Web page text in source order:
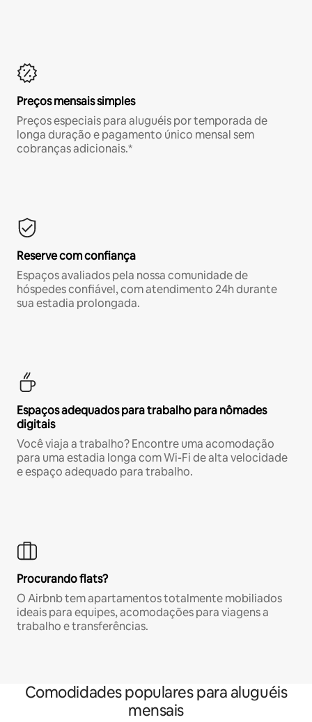
Preços mensais simples
Preços especiais para aluguéis por temporada de
longa duração e pagamento único mensal sem
cobranças adicionais.*
Reserve com confiança
Espaços avaliados pela nossa comunidade de
hóspedes confiável, com atendimento 24h durante
sua estadia prolongada.
Espaços adequados para trabalho para nômades
digitais
Você viaja a trabalho? Encontre uma acomodação
para uma estadia longa com Wi-Fi de alta velocidade
e espaço adequado para trabalho.
Procurando flats?
O Airbnb tem apartamentos totalmente mobiliados
ideais para equipes, acomodações para viagens a
trabalho e transferências.
Comodidades populares para aluguéis
mensais